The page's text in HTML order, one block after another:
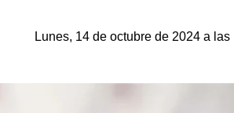
Lunes, 14 de octubre de 2024 a las